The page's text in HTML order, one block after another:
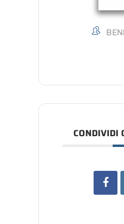
CONDIVIDI